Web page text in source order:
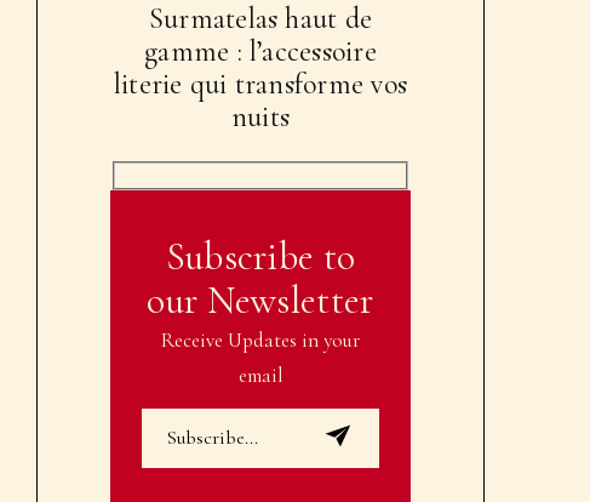
Surmatelas haut de
gamme : l’accessoire
literie qui transforme vos
nuits
Subscribe to
our Newsletter
Receive Updates in your
email